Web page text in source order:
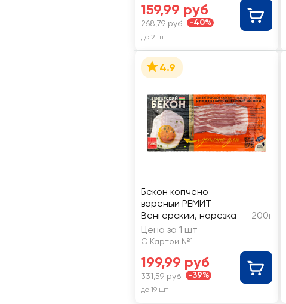
159,99 руб
268,79 руб -40%
до 2 шт
4.9
Бекон копчено-
вареный РЕМИТ
Венгерский, нарезка
200г
Цена за 1 шт
С Картой №1
199,99 руб
331,59 руб -39%
до 19 шт